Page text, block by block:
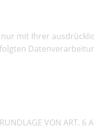
mit Ihrer
VON ART. 6